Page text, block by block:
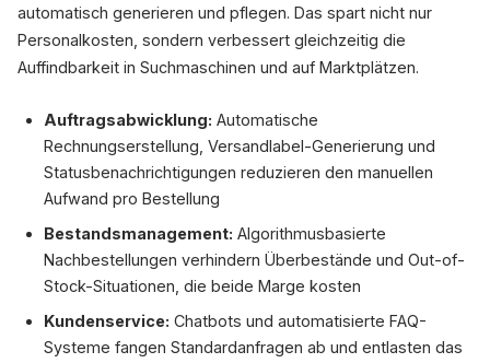
automatisch generieren und pflegen. Das spart nicht nur
Personalkosten, sondern verbessert gleichzeitig die
Auffindbarkeit in Suchmaschinen und auf Marktplätzen.
Auftragsabwicklung: Automatische
Rechnungserstellung, Versandlabel-Generierung und
Statusbenachrichtigungen reduzieren den manuellen
Aufwand pro Bestellung
Bestandsmanagement: Algorithmusbasierte
Nachbestellungen verhindern Überbestände und Out-of-
Stock-Situationen, die beide Marge kosten
Kundenservice: Chatbots und automatisierte FAQ-
Systeme fangen Standardanfragen ab und entlasten das